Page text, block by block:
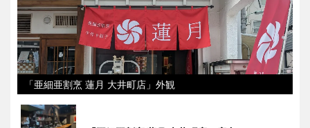
「亜細亜割烹 蓮月 大井町店」外観